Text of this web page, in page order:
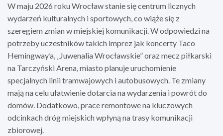
W maju 2026 roku Wrocław stanie się centrum licznych
wydarzeń kulturalnych i sportowych, co wiąże się z
szeregiem zmian w miejskiej komunikacji. W odpowiedzi na
potrzeby uczestników takich imprez jak koncerty Taco
Hemingway’a, „Juwenalia Wrocławskie” oraz mecz piłkarski
na Tarczyński Arena, miasto planuje uruchomienie
specjalnych linii tramwajowych i autobusowych. Te zmiany
mają na celu ułatwienie dotarcia na wydarzenia i powrót do
domów. Dodatkowo, prace remontowe na kluczowych
odcinkach dróg miejskich wpłyną na trasy komunikacji
zbiorowej.